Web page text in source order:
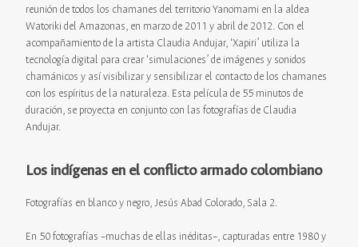
reunión de todos los chamanes del territorio Yanomami en la aldea
Watoriki del Amazonas, en marzo de 2011 y abril de 2012. Con el
acompañamiento de la artista Claudia Andujar, ‘Xapiri’ utiliza la
tecnología digital para crear ‘simulaciones’ de imágenes y sonidos
chamánicos y así visibilizar y sensibilizar el contacto de los chamanes
con los espíritus de la naturaleza. Esta película de 55 minutos de
duración, se proyecta en conjunto con las fotografías de Claudia
Andujar.
Los indígenas en el conflicto armado colombiano
Fotografías en blanco y negro, Jesús Abad Colorado, Sala 2.
En 50 fotografías –muchas de ellas inéditas–, capturadas entre 1980 y